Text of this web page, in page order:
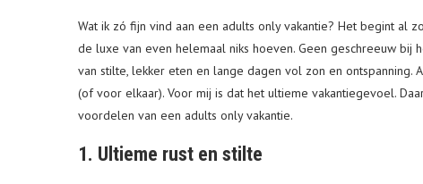
Wat ik zó fijn vind aan een adults only vakantie? Het begint al
de luxe van even helemaal niks hoeven. Geen geschreeuw
van stilte, lekker eten en lange dagen vol zon en
(of voor elkaar). Voor mij is dat het ultieme vakantiegevoel.
voordelen van een adults only vakantie.
1. Ultieme rust en stilte